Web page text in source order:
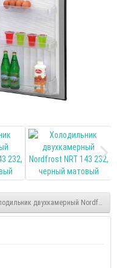
732, бежевыйдвухкамерный Nordfrost